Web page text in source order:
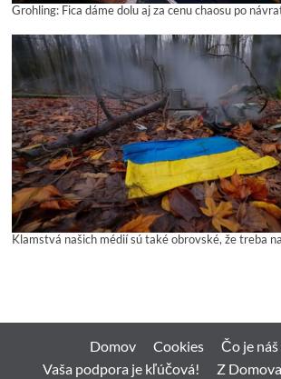
Grohling: Fica dáme dolu aj za cenu chaosu po
Klamstvá našich médií sú také obrovské, že treba
Domov Cookies
Čo je náš
Vaša podpora je kľúčová!
Z Domova